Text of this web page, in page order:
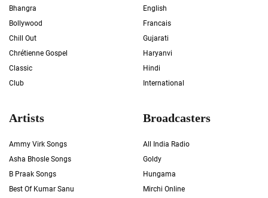
Bhangra
Bollywood
Chill Out
Chrétienne Gospel
Classic
Club
English
Francais
Gujarati
Haryanvi
Hindi
International
Artists
Ammy Virk Songs
Asha Bhosle Songs
B Praak Songs
Best Of Kumar Sanu
Broadcasters
All India Radio
Goldy
Hungama
Mirchi Online